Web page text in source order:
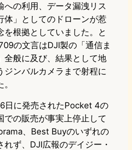
への利用、データ漏洩リス
体」としてのドローンが惹
を根拠としていました。と
の文言はDJI製の「通信ま
全般に及び、結果として地
ジンバルカメラまで射程に
日に発売されたPocket 4の
での販売が事実上停止して
、Best Buyのいずれの
ず、DJI広報のデイジー・